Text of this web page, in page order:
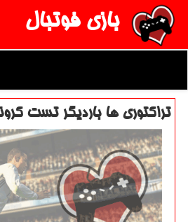
بازی فوتبال
تراكتوری ها باردیگر تست